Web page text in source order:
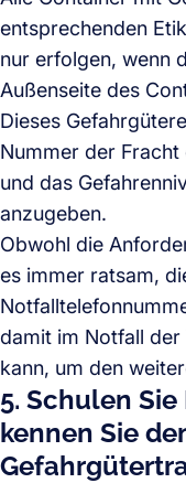
entsprechenden
nur erfolgen, wenn
Außenseite des
Dieses
Nummer der
und das
anzugeben.
Obwohl die
es immer ratsam,
damit im Notfall
kann, um den
5. Schulen
kennen Sie